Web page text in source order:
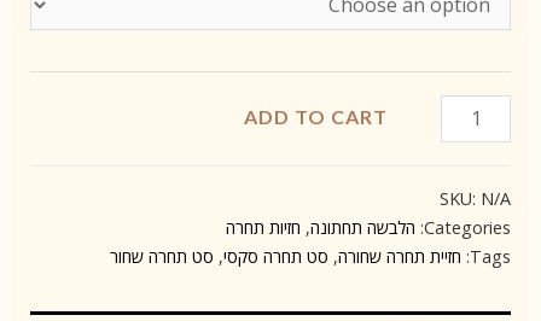
חזיית
תחרה
quantity
ADD TO CART
SKU: N/A
Categories: הלבשה תחתונה, חזיות תחרה
Tags: חזיית תחרה שחורה, סט תחרה סקסי, סט תחרה שחור